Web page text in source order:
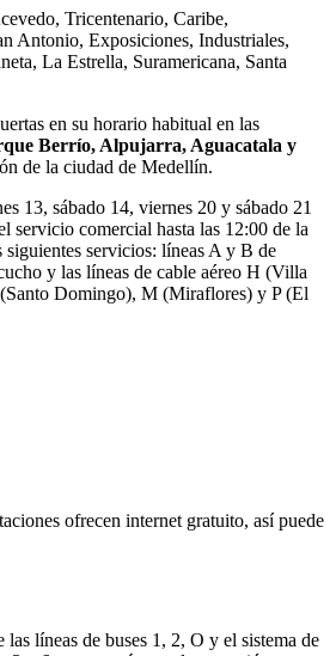
Tricentenario, Caribe,
Antonio, Exposiciones, Industriales,
La Estrella, Suramericana, Santa
en su horario habitual en las
Berrío, Alpujarra, Aguacatala y
de la ciudad de Medellín.
13, sábado 14, viernes 20 y sábado 21
servicio comercial hasta las 12:00 de la
siguientes servicios: líneas A y B de
y las líneas de cable aéreo H (Villa
Domingo), M (Miraflores) y P (El
ofrecen internet gratuito, así puede
las líneas de buses 1, 2, O y el sistema de